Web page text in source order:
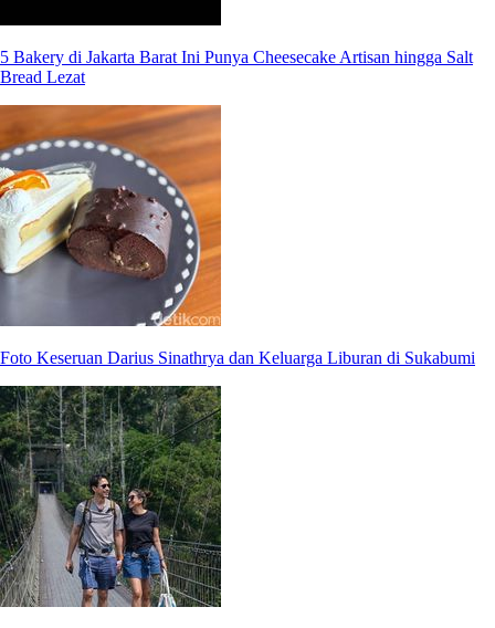
5 Bakery di Jakarta Barat Ini Punya Cheesecake Artisan hingga Salt
Bread Lezat
Foto Keseruan Darius Sinathrya dan Keluarga Liburan di Sukabumi